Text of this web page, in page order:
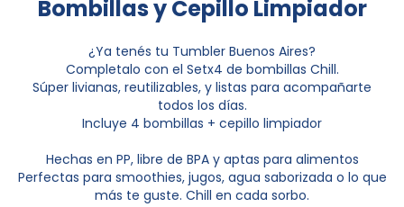
Bombillas y Cepillo Limpiador
¿Ya tenés tu Tumbler Buenos Aires?
Completalo con el Setx4 de bombillas Chill.
Súper livianas, reutilizables, y listas para acompañarte
todos los días.
Incluye 4 bombillas + cepillo limpiador
Hechas en PP, libre de BPA y aptas para alimentos
Perfectas para smoothies, jugos, agua saborizada o lo que
más te guste. Chill en cada sorbo.